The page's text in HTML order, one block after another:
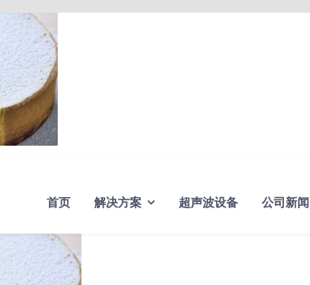
首页 解决方案 超声波设备 公司新闻